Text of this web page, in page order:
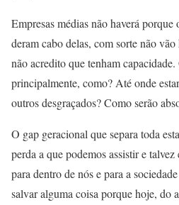
Empresas médias não haverá porque
deram cabo delas, com sorte não
não acredito que tenham
principalmente, como? Até onde
outros desgraçados? Como serão
O gap geracional que separa toda
perda a que podemos assistir e
para dentro de nós e para a
salvar alguma coisa porque hoje, do